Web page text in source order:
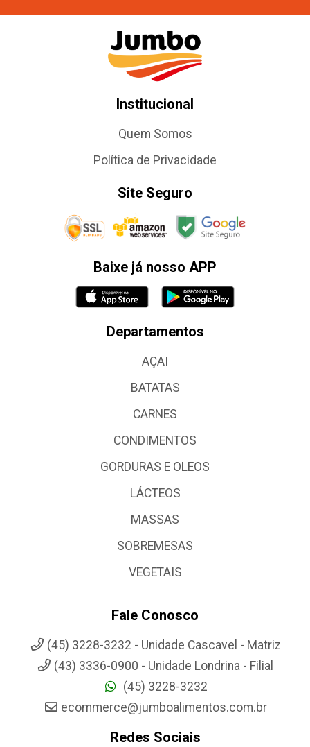
Institucional
Quem Somos
Política de Privacidade
Site Seguro
Baixe já nosso APP
Departamentos
AÇAI
BATATAS
CARNES
CONDIMENTOS
GORDURAS E OLEOS
LÁCTEOS
MASSAS
SOBREMESAS
VEGETAIS
Fale Conosco
(45) 3228-3232 - Unidade Cascavel - Matriz
(43) 3336-0900 - Unidade Londrina - Filial
(45) 3228-3232
ecommerce@jumboalimentos.com.br
Redes Sociais